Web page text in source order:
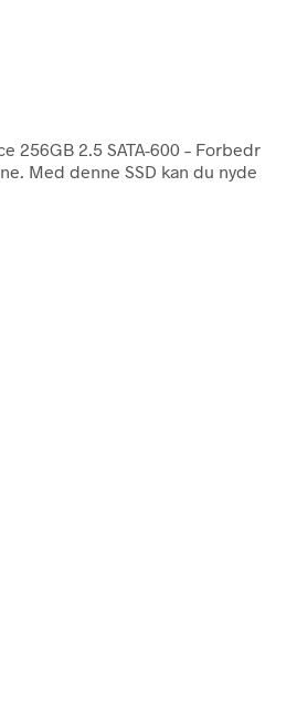
256GB 2.5 SATA-600 – Forbedr
Med denne SSD kan du nyde